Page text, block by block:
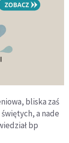
bliska zaś
a nade
bp